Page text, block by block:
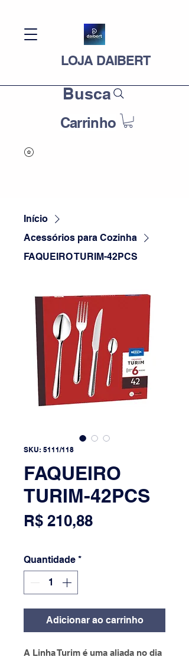
LOJA DAIBERT
Busca
Carrinho
Início
Acessórios para Cozinha
FAQUEIRO TURIM-42PCS
SKU: 5111/118
FAQUEIRO
TURIM-42PCS
R$ 210,88Preço
Quantidade *
Adicionar ao carrinho
A Linha Turim é uma aliada no dia